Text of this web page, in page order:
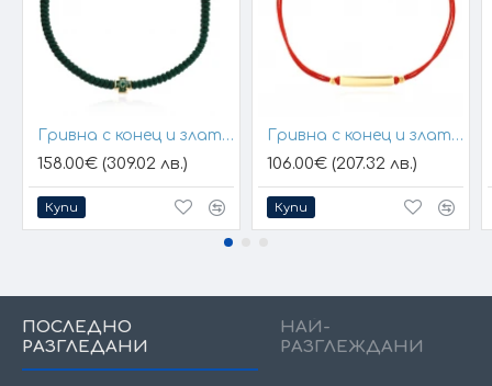
Гривна с конец и златен елемент кръст
158.00€ (309.02 лв.)
Купи
Гривна с конец и златна плочка за гравиране
106.00€ (207.32 лв.)
Купи
ПОСЛЕДНО
РАЗГЛЕДАНИ
НАЙ-
РАЗГЛЕЖДАНИ